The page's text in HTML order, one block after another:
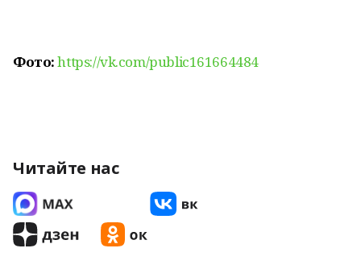
Фото:https://vk.com/public161664484
Читайте нас